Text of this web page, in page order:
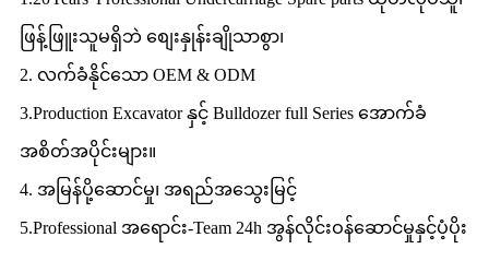
ဖြန့်ဖြူးသူမရှိဘဲ စျေးနှုန်းချိုသာစွာ၊
2. လက်ခံနိုင်သော OEM & ODM
3.Production Excavator နှင့် Bulldozer full Series အောက်ခံ
အစိတ်အပိုင်းများ။
4. အမြန်ပို့ဆောင်မှု၊ အရည်အသွေးမြင့်
5.Professional အရောင်း-Team 24h အွန်လိုင်းဝန်ဆောင်မှုနှင့်ပံ့ပိုး